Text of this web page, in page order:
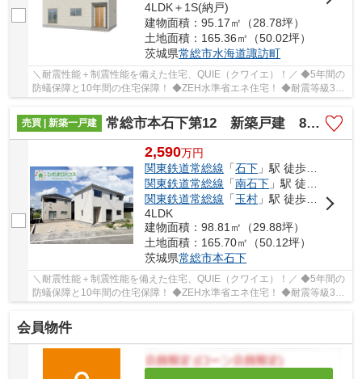
4LDK＋1S(納戸)
建物面積：95.17㎡（28.78坪）
土地面積：165.36㎡（50.02坪）
茨城県常総市水海道諏訪町
＼耐震性能＋制震性能を備えた住宅、QUIE（クワイエ）！／ ◆5年間の
防蟻保障と10年間の住宅保障！ ◆ZEH水準省エネ住宅！ ◆耐震等級3を
売買 | 新築一戸建
常総市本石下第12 新築戸建 8号棟
2,590万円
関東鉄道常総線 「石下 」駅 徒歩5分
関東鉄道常総線 「南石下 」駅 徒歩27分
関東鉄道常総線 「玉村 」駅 徒歩28分
4LDK
建物面積：98.81㎡（29.88坪）
土地面積：165.70㎡（50.12坪）
茨城県常総市本石下
＼耐震性能＋制震性能を備えた住宅、QUIE（クワイエ）！／ ◆5年間の
防蟻保障と10年間の住宅保障！ ◆ZEH水準省エネ住宅！ ◆耐震等級3を
会員物件